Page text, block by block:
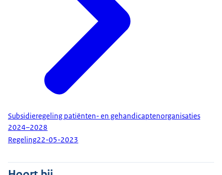
Subsidieregeling patiënten- en gehandicaptenorganisaties
2024–2028
Regeling22-05-2023